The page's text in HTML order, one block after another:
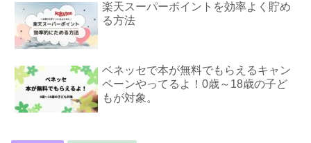
楽天スーパーポイントを効率よく貯め
る方法
ベネッセで本が無料でもらえるキャン
ペーンやってるよ！0歳～18歳の子ど
もが対象。